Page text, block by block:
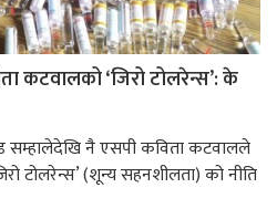
कटवालको ‘जिरो टोलरेन्स’: के
सम्हालेदेखि नै एसपी कविता कटवालले
टोलरेन्स’ (शून्य सहनशीलता) को नीति